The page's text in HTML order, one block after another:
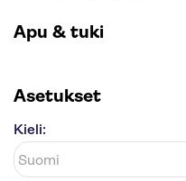
Apu & tuki
Asetukset
Kieli: